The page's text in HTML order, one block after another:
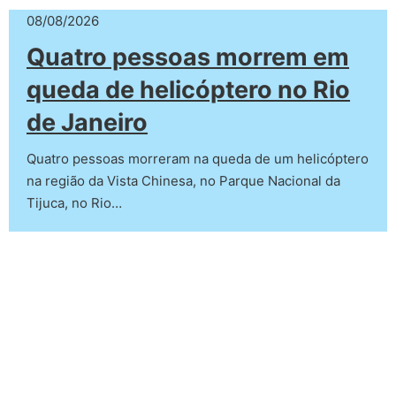
08/08/2026
Quatro pessoas morrem em
queda de helicóptero no Rio
de Janeiro
Quatro pessoas morreram na queda de um helicóptero
na região da Vista Chinesa, no Parque Nacional da
Tijuca, no Rio…